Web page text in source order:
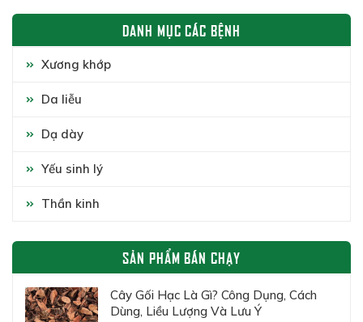
DANH MỤC CÁC BỆNH
Xương khớp
Da liễu
Dạ dày
Yếu sinh lý
Thần kinh
SẢN PHẨM BÁN CHẠY
Cây Gối Hạc Là Gì? Công Dụng, Cách
Dùng, Liều Lượng Và Lưu Ý